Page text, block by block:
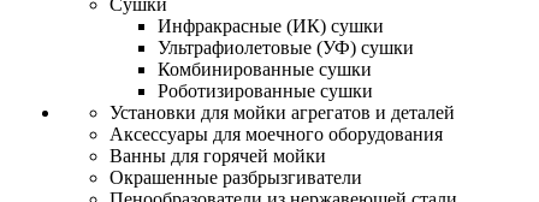
Сушки
Инфракрасные (ИК) сушки
Ультрафиолетовые (УФ) сушки
Комбинированные сушки
Роботизированные сушки
Установки для мойки агрегатов и деталей
Аксессуары для моечного оборудования
Ванны для горячей мойки
Окрашенные разбрызгиватели